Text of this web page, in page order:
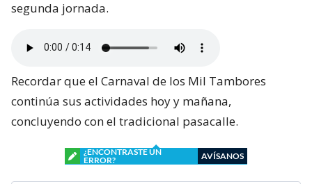
segunda jornada.
Recordar que el Carnaval de los Mil Tambores
continúa sus actividades hoy y mañana,
concluyendo con el tradicional pasacalle.
¿ENCONTRASTE UN
ERROR?
AVÍSANOS